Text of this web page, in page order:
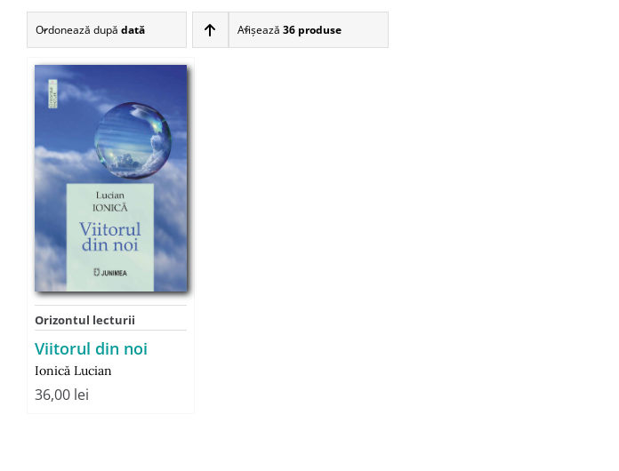
Ordonează după dată Afişează 36 produse
Orizontul lecturii
Viitorul din noi
Ionică Lucian
36,00 lei